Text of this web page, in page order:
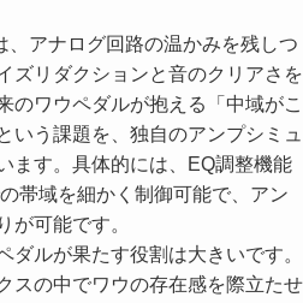
アナログ回路の温かみを残しつ
ズリダクションと音のクリアさを
のワウペダルが抱える「中域がこ
いう課題を、独自のアンプシミュ
ます。具体的には、EQ調整機能
帯域を細かく制御可能で、アン
が可能です。
ダルが果たす役割は大きいです。
スの中でワウの存在感を際立たせ